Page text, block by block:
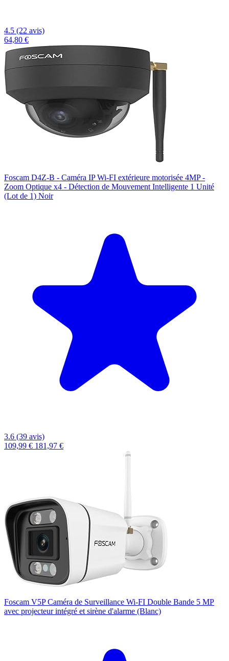
4.5 (22 avis)
64,80 €
Foscam D4Z-B - Caméra IP Wi-FI extérieure motorisée 4MP -
Zoom Optique x4 - Détection de Mouvement Intelligente 1 Unité
(Lot de 1) Noir
3.6 (39 avis)
109,99 € 181,97 €
Foscam V5P Caméra de Surveillance Wi-FI Double Bande 5 MP
avec projecteur intégré et sirène d'alarme (Blanc)